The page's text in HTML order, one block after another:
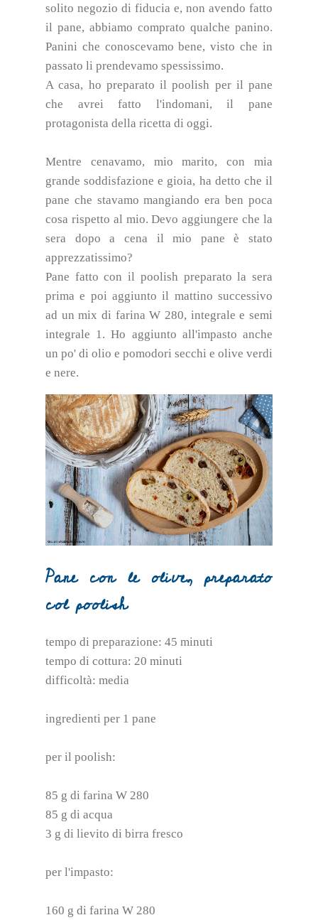
solito negozio di fiducia e, non avendo fatto
il pane, abbiamo comprato qualche panino.
Panini che conoscevamo bene, visto che in
passato li prendevamo spessissimo.
A casa, ho preparato il poolish per il pane
che avrei fatto l'indomani, il pane
protagonista della ricetta di oggi.
Mentre cenavamo, mio marito, con mia
grande soddisfazione e gioia, ha detto che il
pane che stavamo mangiando era ben poca
cosa rispetto al mio. Devo aggiungere che la
sera dopo a cena il mio pane è stato
apprezzatissimo?
Pane fatto con il poolish preparato la sera
prima e poi aggiunto il mattino successivo
ad un mix di farina W 280, integrale e semi
integrale 1. Ho aggiunto all'impasto anche
un po' di olio e pomodori secchi e olive verdi
e nere.
Pane con le olive, preparato
col poolish
tempo di preparazione: 45 minuti
tempo di cottura: 20 minuti
difficoltà: media
ingredienti per 1 pane
per il poolish:
85 g di farina W 280
85 g di acqua
3 g di lievito di birra fresco
per l'impasto:
160 g di farina W 280